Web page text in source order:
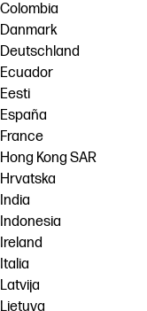
Colombia
Danmark
Deutschland
Ecuador
Eesti
España
France
Hong Kong SAR
Hrvatska
India
Indonesia
Ireland
Italia
Latvija
Lietuva